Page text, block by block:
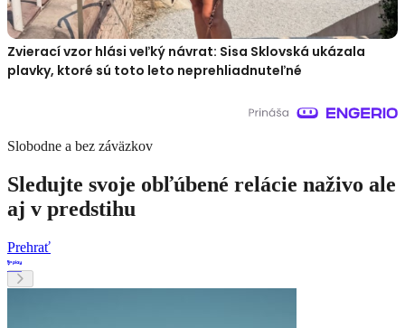
Zvierací vzor hlási veľký návrat: Sisa Sklovská ukázala
plavky, ktoré sú toto leto neprehliadnuteľné
Slobodne a bez záväzkov
Sledujte svoje obľúbené relácie naživo ale
aj v predstihu
Prehrať